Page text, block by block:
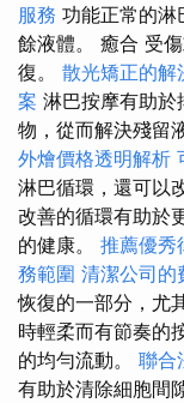
服務 功能正常的淋
餘液體。 癒合 受
復。 散光矯正的解
案 淋巴按摩有助於
物，從而解決殘留
外燴價格透明解析
淋巴循環，還可以
改善的循環有助於
的健康。 推薦優秀
務範圍 清潔公司的
恢復的一部分，尤
時輕柔而有節奏的
的均勻流動。 聯合
有助於清除細胞間